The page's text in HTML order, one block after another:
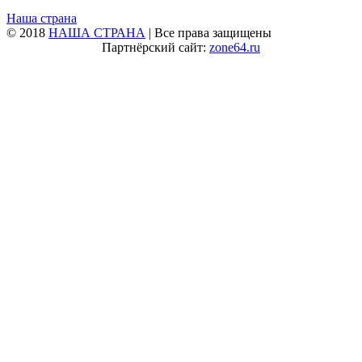
Наша страна
© 2018 НАША СТРАНА | Все права защищены
Партнёрский сайт: zone64.ru